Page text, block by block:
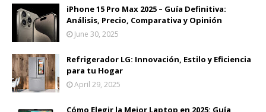
iPhone 15 Pro Max 2025 – Guía Definitiva:
Análisis, Precio, Comparativa y Opinión
June 30, 2025
Refrigerador LG: Innovación, Estilo y Eficiencia
para tu Hogar
April 29, 2025
Cómo Elegir la Mejor Laptop en 2025: Guía